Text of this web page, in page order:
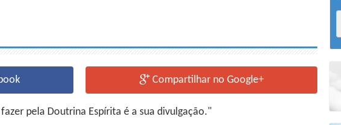
Compartilhar no Google+
pela Doutrina Espírita é a sua divulgação."